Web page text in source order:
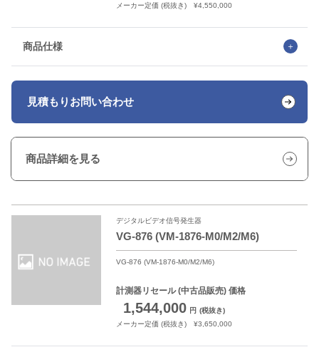
メーカー定価 (税抜き) ¥4,550,000
商品仕様
見積もり お問い合わせ
商品詳細を見る
デジタルビデオ信号発生器
VG-876 (VM-1876-M0/M2/M6)
VG-876 (VM-1876-M0/M2/M6)
計測器リセール(中古品販売) 価格
1,544,000 円 (税抜き)
メーカー定価 (税抜き) ¥3,650,000